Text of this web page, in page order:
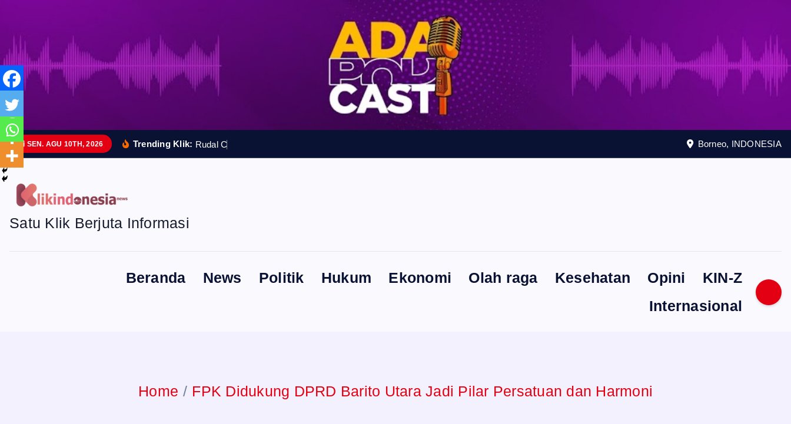
i
p
o
c
o
SEN. AGU 10TH, 2026 Trending Klik: Rudal C Borneo, INDONESIA
Satu Klik Berjuta Informasi
Beranda News Politik Hukum Ekonomi Olah raga Kesehatan Opini
KIN-Z
Internasional
Home FPK Didukung DPRD Barito Utara Jadi Pilar Persatuan dan Harmoni